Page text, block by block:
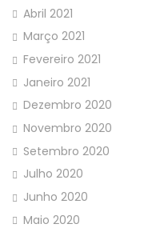
Abril 2021
Março 2021
Fevereiro 2021
Janeiro 2021
Dezembro 2020
Novembro 2020
Setembro 2020
Julho 2020
Junho 2020
Maio 2020